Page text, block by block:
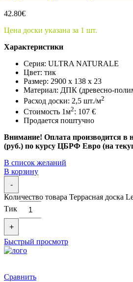
42.80€
Цена доски указана за 1 шт.
Характеристики
Серия: ULTRA NATURALE
Цвет: тик
Размер: 2900 х 138 х 23
Материал: ДПК (древесно-
Расход доски: 2,5 шт./м2
Стоимость 1м2: 107 €
Продается поштучно
Внимание! Оплата производится в
(руб.) по курсу ЦБРФ Евро (на
В список желаний
В корзину
-
Количество товара Террасная доска
Тик
+
Быстрый просмотр
Сравнить